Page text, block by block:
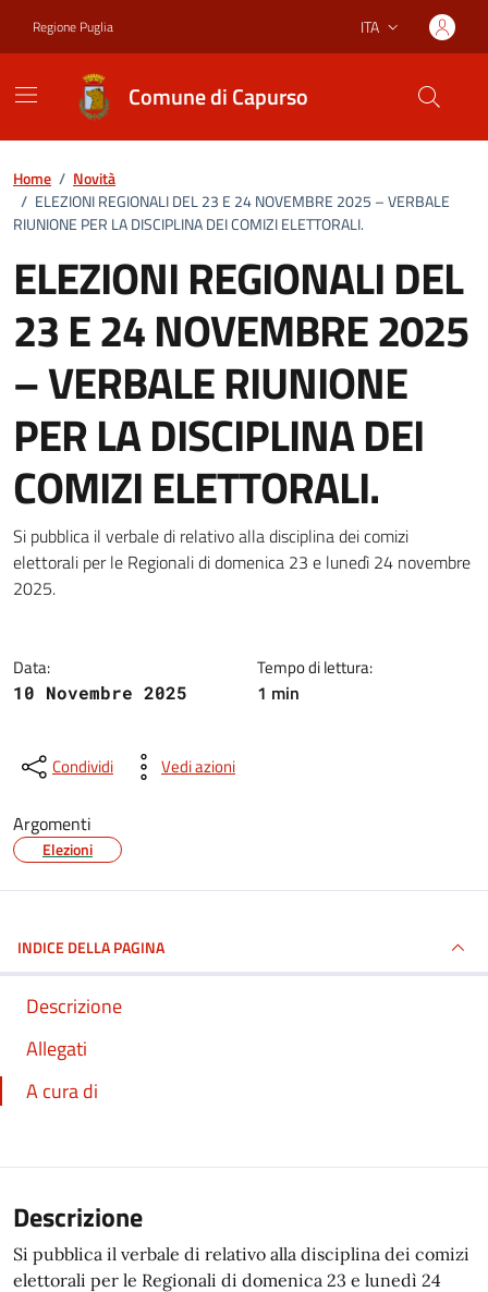
Regione Puglia Lingua attiva:
ITA
Comune di Capurso
Home / Novità
/ ELEZIONI REGIONALI DEL 23 E 24 NOVEMBRE 2025 – VERBALE
RIUNIONE PER LA DISCIPLINA DEI COMIZI ELETTORALI.
ELEZIONI REGIONALI DEL
23 E 24 NOVEMBRE 2025
– VERBALE RIUNIONE
PER LA DISCIPLINA DEI
COMIZI ELETTORALI.
Dettagli della notizia
Si pubblica il verbale di relativo alla disciplina dei comizi
elettorali per le Regionali di domenica 23 e lunedì 24 novembre
2025.
Data:
10 Novembre 2025
Tempo di lettura:
1 min
Condividi Vedi azioni
Argomenti
Elezioni
INDICE DELLA PAGINA
Descrizione
Allegati
A cura di
Descrizione
Si pubblica il verbale di relativo alla disciplina dei comizi
elettorali per le Regionali di domenica 23 e lunedì 24